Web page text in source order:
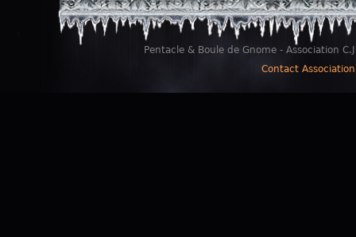
Pentacle & Boule de Gnome - Association
Contact Association